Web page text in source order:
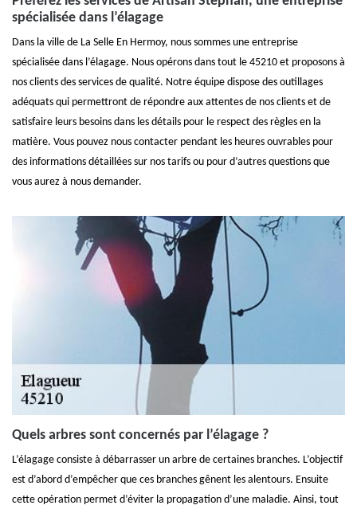
spécialisée dans l’élagage
Dans la ville de La Selle En Hermoy, nous sommes une entreprise
spécialisée dans l’élagage. Nous opérons dans tout le 45210 et proposons à
nos clients des services de qualité. Notre équipe dispose des outillages
adéquats qui permettront de répondre aux attentes de nos clients et de
satisfaire leurs besoins dans les détails pour le respect des règles en la
matière. Vous pouvez nous contacter pendant les heures ouvrables pour
des informations détaillées sur nos tarifs ou pour d’autres questions que
vous aurez à nous demander.
Quels arbres sont concernés par l’élagage ?
L’élagage consiste à débarrasser un arbre de certaines branches. L’objectif
est d’abord d’empêcher que ces branches gênent les alentours. Ensuite
cette opération permet d’éviter la propagation d’une maladie. Ainsi, tout